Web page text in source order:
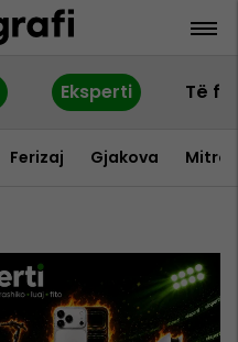
Eksperti Të
Ferizaj Gjakova